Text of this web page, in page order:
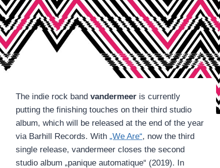
The indie rock band vandermeer is currently
putting the finishing touches on their third studio
album, which will be released at the end of the year
via Barhill Records. With „We Are“, now the third
single release, vandermeer closes the second
studio album „panique automatique“ (2019). In